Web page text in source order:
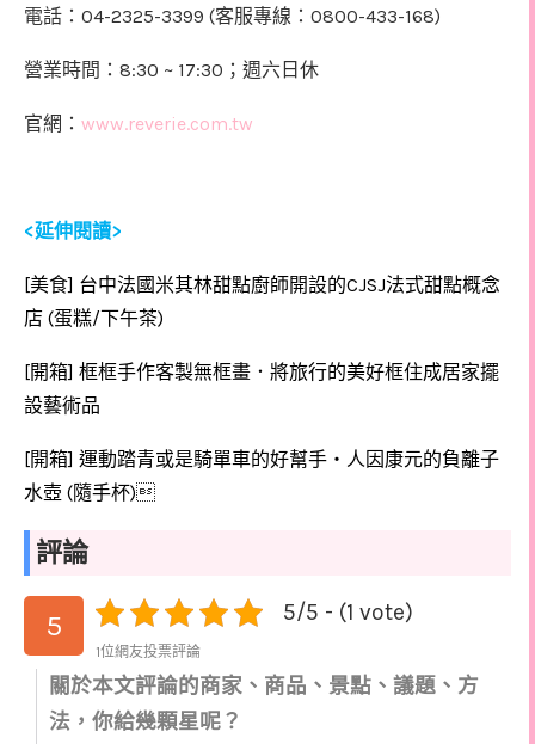
電話： 04-2325-3399 (客服專線： 0800-433-168)
營業時間： 8:30 ~ 17:30 ；週六日休
官網： www.reverie.com.tw
<延伸閱讀>
[美食] 台中法國米其林甜點廚師開設的CJSJ法式甜點概念
店 (蛋糕/下午茶)
[開箱] 框框手作客製無框畫．將旅行的美好框住成居家擺
設藝術品
[開箱] 運動踏青或是騎單車的好幫手‧人因康元的負離子
水壺 (隨手杯)
評論
5 5/5 - (1 vote)
1位網友投票評論
關於本文評論的商家、商品、景點、議題、方
法，你給幾顆星呢？